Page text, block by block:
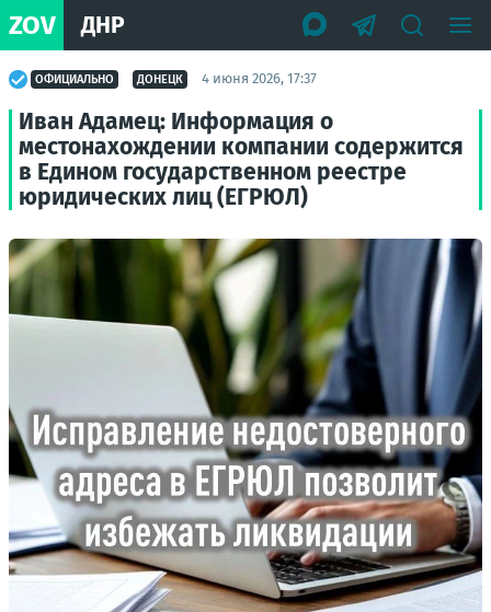
ZOV ДНР
ОФИЦИАЛЬНО ДОНЕЦК 4 июня 2026, 17:37
Иван Адамец: Информация о
местонахождении компании содержится
в Едином государственном реестре
юридических лиц (ЕГРЮЛ)